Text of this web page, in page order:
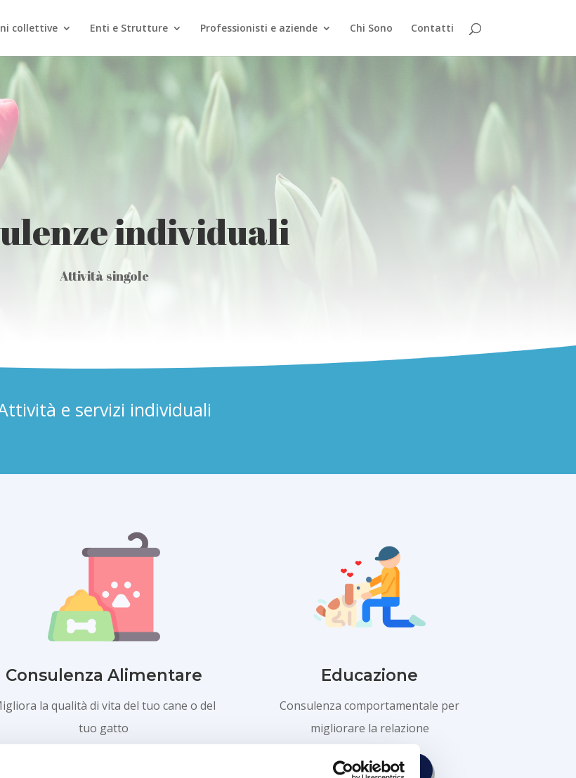
collettive Enti e Strutture Professionisti e aziende Chi Sono Contatti
individuali
Attività singole
e servizi individuali
Consulenza Alimentare
la qualità di vita del tuo cane o del
tuo gatto
Educazione
Consulenza comportamentale per
migliorare la relazione
SCOPRI DI PIÙ